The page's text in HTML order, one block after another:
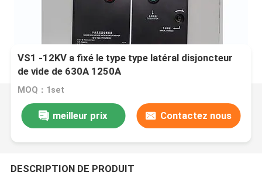
VS1 -12KV a fixé le type type latéral disjoncteur
de vide de 630A 1250A
MOQ：1set
meilleur prix Contactez nous
DESCRIPTION DE PRODUIT